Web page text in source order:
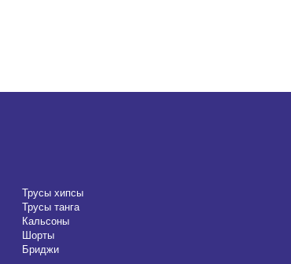
Трусы хипсы
Трусы танга
Кальсоны
Шорты
Бриджи